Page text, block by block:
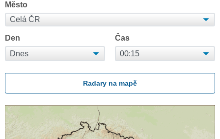
Město
Den Čas
Radary na mapě